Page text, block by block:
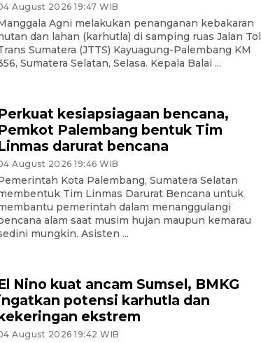
August 2026 19:47 WIB
Agni melakukan penanganan kebakaran
dan lahan (karhutla) di samping ruas Jalan Tol
Sumatera (JTTS) Kayuagung-Palembang KM
Sumatera Selatan, Selasa. Kepala Balai ...
kesiapsiagaan bencana,
Palembang bentuk Tim
darurat bencana
August 2026 19:46 WIB
Kota Palembang, Sumatera Selatan
Tim Linmas Darurat Bencana untuk
pemerintah dalam menanggulangi
alam saat musim hujan maupun kemarau
mungkin. Asisten ...
Nino kuat ancam Sumsel, BMKG
potensi karhutla dan
ekstrem
August 2026 19:42 WIB